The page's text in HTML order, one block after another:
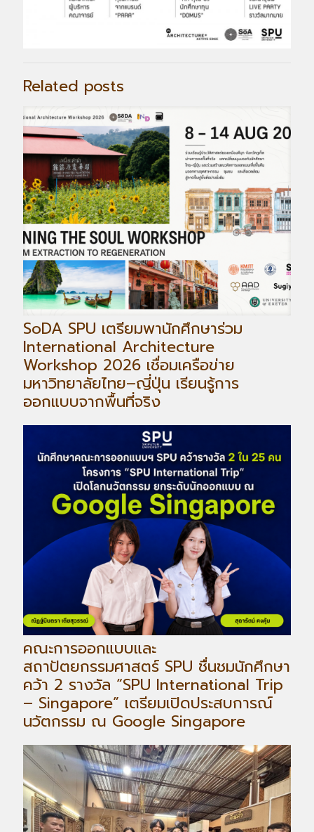
Related posts
SoDA SPU เตรียมพานักศึกษาร่วม
International Architecture
Workshop 2026 เชื่อมเครือข่าย
มหาวิทยาลัยไทย–ญี่ปุ่น เรียนรู้การ
ออกแบบจากพื้นที่จริง
คณะการออกแบบและ
สถาปัตยกรรมศาสตร์ SPU ชื่นชมนักศึกษา
คว้า 2 รางวัล “SPU International Trip
– Singapore” เตรียมเปิดประสบการณ์
นวัตกรรม ณ Google Singapore